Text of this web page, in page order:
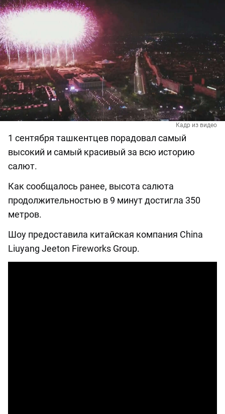
Кадр из видео
1 сентября ташкентцев порадовал самый
высокий и самый красивый за всю историю
салют.
Как сообщалось ранее, высота салюта
продолжительностью в 9 минут достигла 350
метров.
Шоу предоставила китайская компания China
Liuyang Jeeton Fireworks Group.